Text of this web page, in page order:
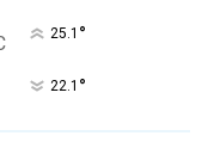
25.1 °
22.1 °